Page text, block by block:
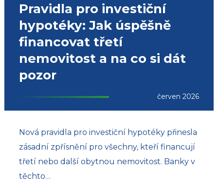
Pravidla pro investiční
hypotéky: Jak úspěšně
financovat třetí
nemovitost a na co si dát
pozor
červen 2026
Nová pravidla pro investiční hypotéky přinesla
zásadní zpřísnění pro všechny, kteří financují
třetí nebo další obytnou nemovitost. Banky v
těchto…